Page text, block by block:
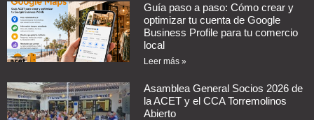
Guía paso a paso: Cómo crear y
optimizar tu cuenta de Google
Business Profile para tu comercio
local
Leer más »
Asamblea General Socios 2026 de
la ACET y el CCA Torremolinos
Abierto